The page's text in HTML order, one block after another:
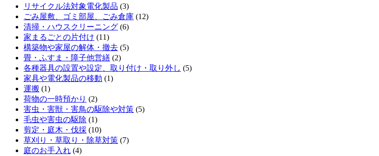
リサイクル法対象電化製品 (3)
ごみ屋敷、ゴミ部屋、ごみ倉庫 (12)
清掃・ハウスクリーニング (6)
家まるごとの片付け (11)
構築物や家屋の解体・撤去 (5)
畳・ふすま・障子他営繕 (2)
各種器具の設置や設定、取り付け・取り外し (5)
家具や電化製品の移動 (1)
運搬 (1)
荷物の一時預かり (2)
害虫・害獣・害鳥の駆除や対策 (5)
毛虫や害虫の駆除 (1)
剪定・庭木・伐採 (10)
草刈り・草取り・除草対策 (7)
庭のお手入れ (4)